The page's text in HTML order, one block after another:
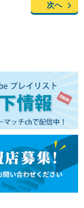
次へ